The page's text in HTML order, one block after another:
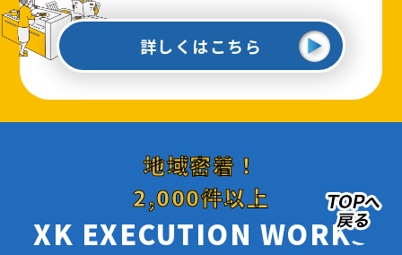
詳しくはこちら
地域密着！
2,000件以上
XK EXECUTION WORKS